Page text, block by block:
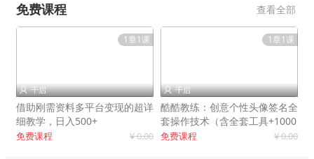
免费课程 查看全部
1章1课
 千启
借助刚需资料多平台变现的超详
细教学，日入500+
免费课程 ¥ 0.00
1章1课
 千启
酷酷教练：创意个性头像签名全
套操作技术（含全套工具+1000
套模板）
免费课程 ¥ 0.00